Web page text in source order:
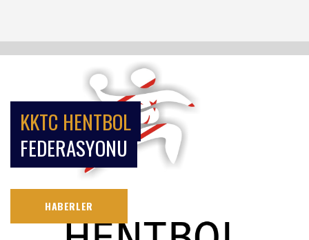
KKTC HENTBOL
FEDERASYONU
HABERLER